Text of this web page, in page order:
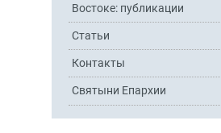
Востоке: публикации
Статьи
Контакты
Святыни Епархии